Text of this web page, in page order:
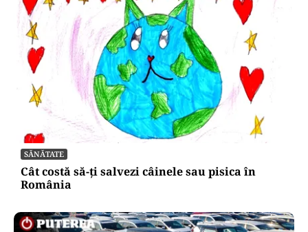
SĂNĂTATE
Cât costă să-ți salvezi câinele sau pisica în
România